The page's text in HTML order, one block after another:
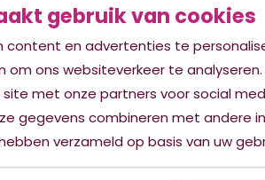
gebruik van cookies
content en advertenties te
om ons websiteverkeer te
site met onze partners voor social
gegevens combineren met andere
verzameld op basis van uw
Thuiszorg
Zwenkgras 180
8935 HH
Tel. 088 512 92 05
Thuiszorgteam
Griene Leane 5